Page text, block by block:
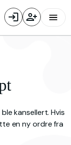
kansellert. Hvis
en ny ordre fra